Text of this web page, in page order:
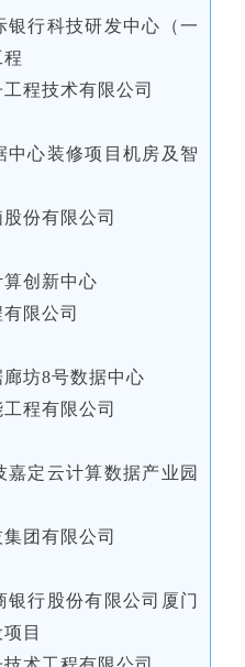
银行科技研发中心（一
程技术有限公司
中心装修项目机房及智
份有限公司
创新中心
限公司
坊8号数据中心
程有限公司
定云计算数据产业园
团有限公司
行股份有限公司厦门
目